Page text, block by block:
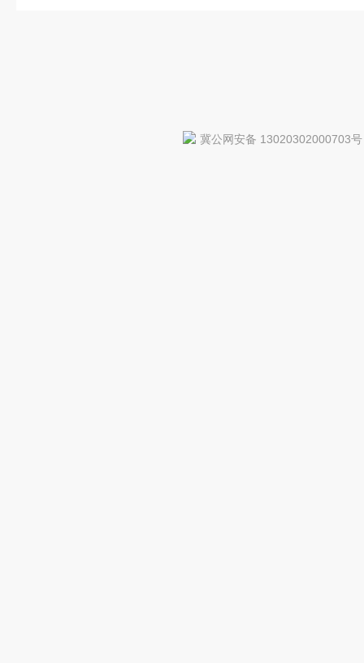
冀公网安备 13020302000703号